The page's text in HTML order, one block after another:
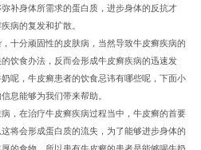
补身体所需求的蛋白质，进步身体的反抗才
病的复发和扩散。
分顽固性的皮肤病，当然导致牛皮癣疾病的
饮食办法，反而会形成牛皮癣疾病的迅速发
呢，牛皮癣患者的饮食忌讳有哪些呢，下面小
息能够为我们带来帮助。
在治疗牛皮癣疾病过程当中，牛皮癣的首要
将会形成蛋白质的流失，为了能够进步身体的